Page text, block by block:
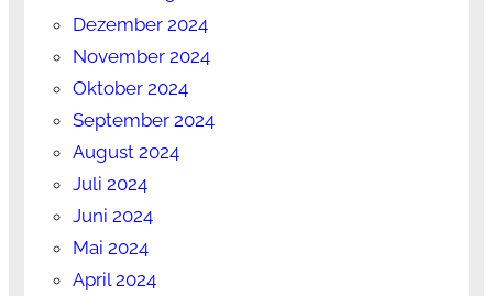
Dezember 2024
November 2024
Oktober 2024
September 2024
August 2024
Juli 2024
Juni 2024
Mai 2024
April 2024